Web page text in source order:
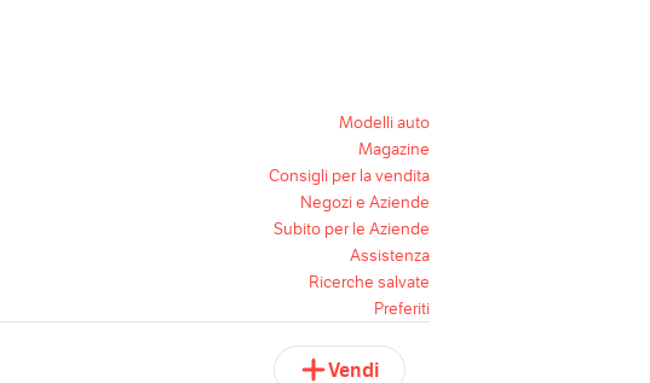
Modelli auto
Magazine
Consigli per la vendita
Negozi e Aziende
Subito per le Aziende
Assistenza
Ricerche salvate
Preferiti
Vendi